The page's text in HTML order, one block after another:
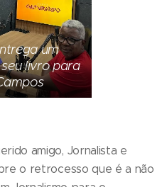
um
livro para
amigo, Jornalista e
o retrocesso que é a não